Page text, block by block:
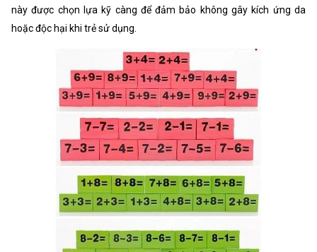
này được chọn lựa kỹ càng để đảm bảo không gây kích ứng da
hoặc độc hại khi trẻ sử dụng.